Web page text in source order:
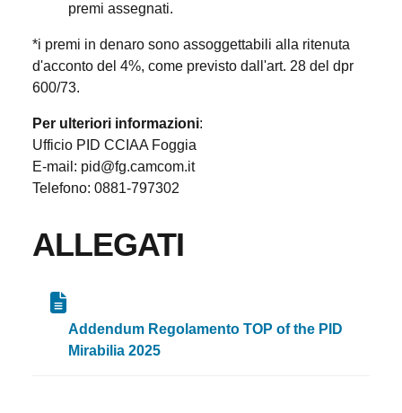
premi assegnati.
*i premi in denaro sono assoggettabili alla ritenuta
d'acconto del 4%, come previsto dall'art. 28 del dpr
600/73.
Per ulteriori informazioni:
Ufficio PID CCIAA Foggia
E-mail: pid@fg.camcom.it
Telefono: 0881-797302
ALLEGATI
Addendum Regolamento TOP of the PID
Mirabilia 2025